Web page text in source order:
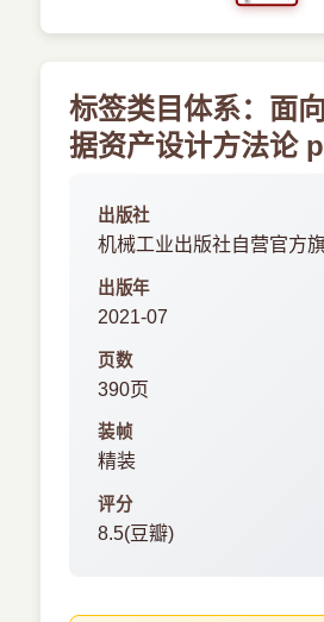
标签类目体系：面
据资产设计方法论
出版社
机械工业出版社自营官方
出版年
2021-07
页数
390页
装帧
精装
评分
8.5(豆瓣)